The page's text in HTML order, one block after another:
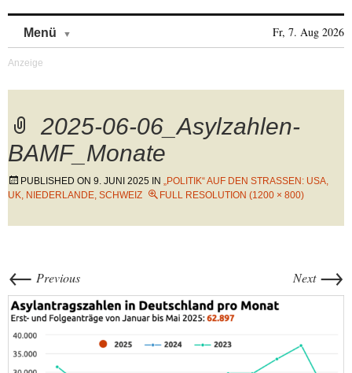
Menü Fr, 7. Aug 2026
2025-06-06_Asylzahlen-
BAMF_Monate
PUBLISHED ON 9. JUNI 2025 IN „POLITIK“ AUF DEN STRASSEN: USA, U
K, NIEDERLANDE, SCHWEIZ
FULL RESOLUTION (1200 × 800)
← Previous Next →